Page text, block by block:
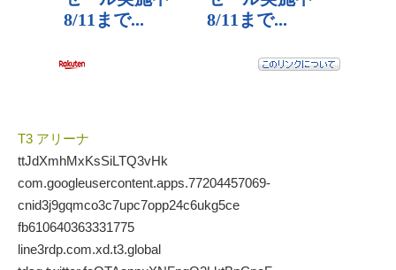
T3 アリーナ
ttJdXmhMxKsSiLTQ3vHk
com.googleusercontent.apps.77204457069-
cnid3j9gqmco3c7upc7opp24c6ukg5ce
fb610640363331775
line3rdp.com.xd.t3.global